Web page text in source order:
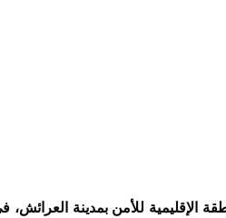
الإقليمية للأمن بمدينة العرائش،